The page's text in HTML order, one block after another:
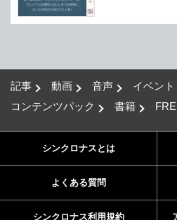
記事 動画 音声 イベント
コンテンツパック
書籍
シンクロナスとは
よくある質問
シンクロナス利用規約